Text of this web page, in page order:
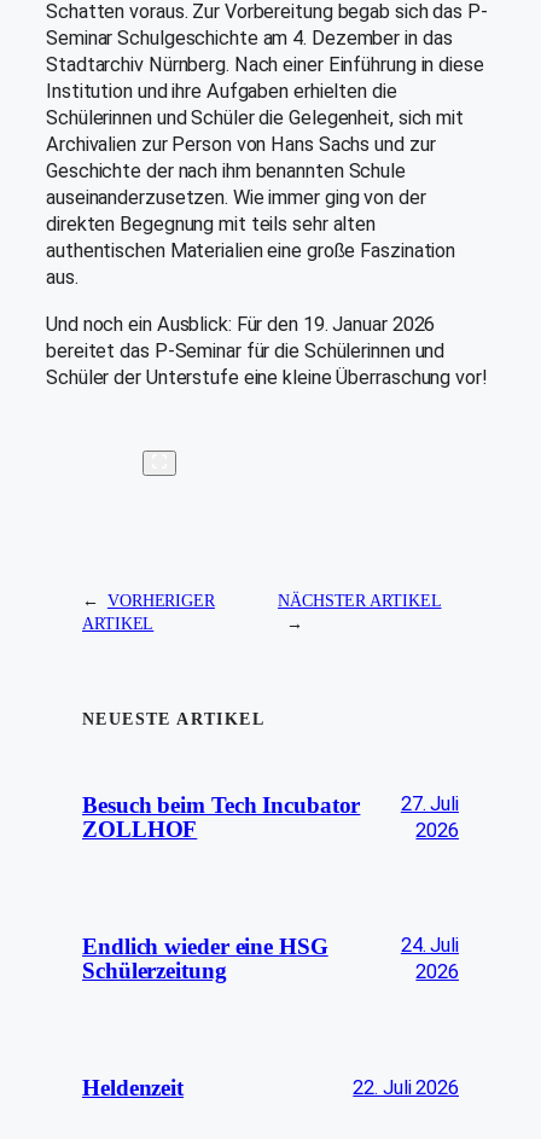
Schatten voraus. Zur Vorbereitung begab sich das P-
Seminar Schulgeschichte am 4. Dezember in das
Stadtarchiv Nürnberg. Nach einer Einführung in diese
Institution und ihre Aufgaben erhielten die
Schülerinnen und Schüler die Gelegenheit, sich mit
Archivalien zur Person von Hans Sachs und zur
Geschichte der nach ihm benannten Schule
auseinanderzusetzen. Wie immer ging von der
direkten Begegnung mit teils sehr alten
authentischen Materialien eine große Faszination
aus.
Und noch ein Ausblick: Für den 19. Januar 2026
bereitet das P-Seminar für die Schülerinnen und
Schüler der Unterstufe eine kleine Überraschung vor!
← VORHERIGER
ARTIKEL
NÄCHSTER ARTIKEL
→
NEUESTE ARTIKEL
Besuch beim Tech Incubator
ZOLLHOF
27. Juli
2026
Endlich wieder eine HSG
Schülerzeitung
24. Juli
2026
Heldenzeit 22. Juli 2026